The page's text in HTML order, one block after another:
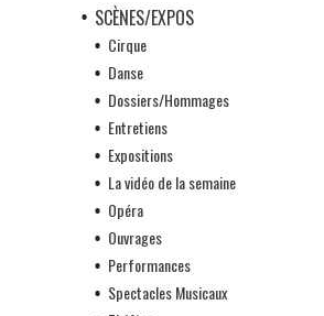
SCÈNES/EXPOS
Cirque
Danse
Dossiers/Hommages
Entretiens
Expositions
La vidéo de la semaine
Opéra
Ouvrages
Performances
Spectacles Musicaux